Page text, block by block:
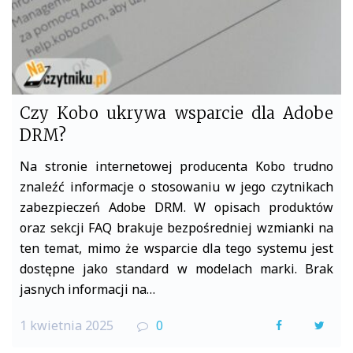
Czy Kobo ukrywa wsparcie dla Adobe
DRM?
Na stronie internetowej producenta Kobo trudno
znaleźć informacje o stosowaniu w jego czytnikach
zabezpieczeń Adobe DRM. W opisach produktów
oraz sekcji FAQ brakuje bezpośredniej wzmianki na
ten temat, mimo że wsparcie dla tego systemu jest
dostępne jako standard w modelach marki. Brak
jasnych informacji na…
1 kwietnia 2025 0
F